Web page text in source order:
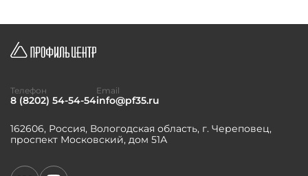
162606, Россия, Вологодская область, г. Череповец,
проспект Московский, дом 51А
Телефон
8 (8202) 54-54-54
Email
info@pf35.ru